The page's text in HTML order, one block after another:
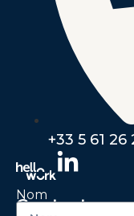
+33 5 61 26
Contactez-
Nom